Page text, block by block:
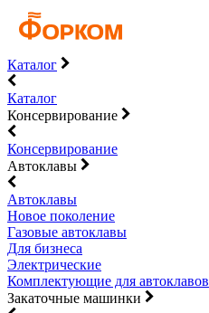
Каталог
Каталог
Консервирование
Консервирование
Автоклавы
Автоклавы
Новое поколение
Газовые автоклавы
Для бизнеса
Электрические
Комплектующие для автоклавов
Закаточные машинки